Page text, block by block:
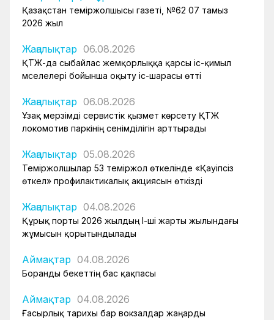
Қазақстан теміржолшысы газеті, №62 07 тамыз
2026 жыл
Жаңалықтар 06.08.2026
ҚТЖ-да сыбайлас жемқорлыққа қарсы іс-қимыл
мәселелері бойынша оқыту іс-шарасы өтті
Жаңалықтар 06.08.2026
Ұзақ мерзімді сервистік қызмет көрсету ҚТЖ
локомотив паркінің сенімділігін арттырады
Жаңалықтар 05.08.2026
Теміржолшылар 53 теміржол өткелінде «Қауіпсіз
өткел» профилактикалық акциясын өткізді
Жаңалықтар 04.08.2026
Құрық порты 2026 жылдың І-ші жарты жылындағы
жұмысын қорытындылады
Аймақтар 04.08.2026
Боранды бекеттің бас қақпасы
Аймақтар 04.08.2026
Ғасырлық тарихы бар вокзалдар жаңарды